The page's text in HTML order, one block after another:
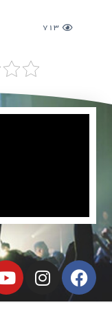
713